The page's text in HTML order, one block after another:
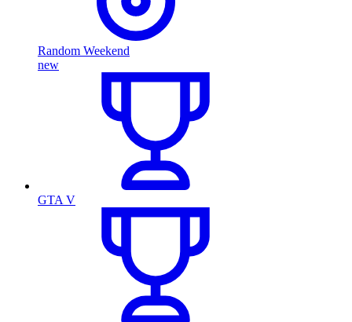
Random Weekend
new
GTA V